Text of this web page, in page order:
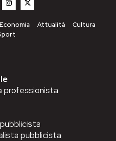
Economia Attualità
Cultura
professionista
pubblicista